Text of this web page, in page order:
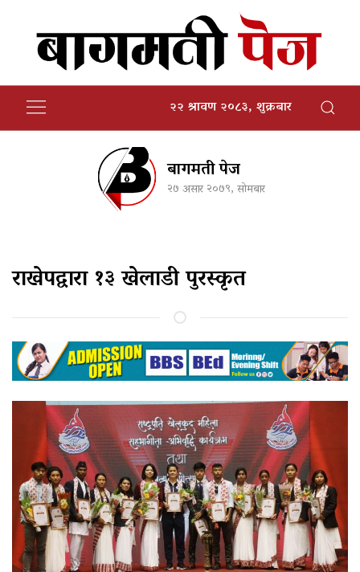
२२ श्रावण २०८३, शुक्रबार
बागमती पेज
२७ असार २०७९, सोमबार
राखेपद्वारा १३ खेलाडी पुरस्कृत